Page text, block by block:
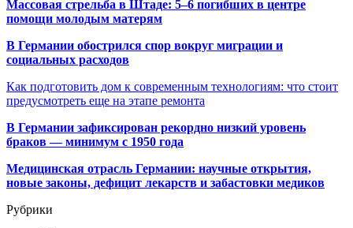
Массовая стрельба в Штаде: 5–6 погибших в центре
помощи молодым матерям
В Германии обострился спор вокруг миграции и
социальных расходов
Как подготовить дом к современным технологиям: что стоит
предусмотреть еще на этапе ремонта
В Германии зафиксирован рекордно низкий уровень
браков — минимум с 1950 года
Медицинская отрасль Германии: научные открытия,
новые законы, дефицит лекарств и забастовки медиков
Рубрики